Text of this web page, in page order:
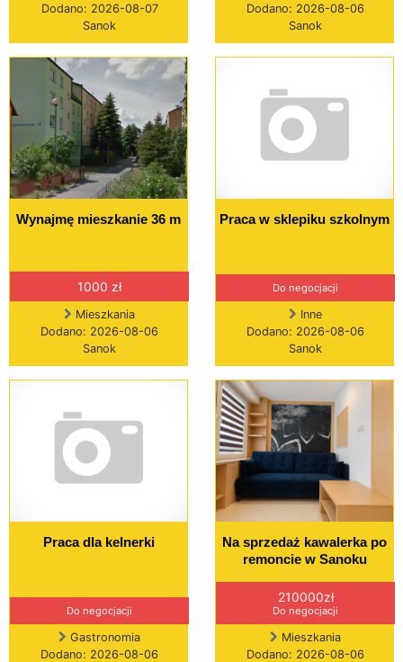
Dodano: 2026-08-07
Sanok
Dodano: 2026-08-06
Sanok
Wynajmę mieszkanie 36 m
1000 zł
Mieszkania
Dodano: 2026-08-06
Sanok
Praca w sklepiku szkolnym
Do negocjacji
Inne
Dodano: 2026-08-06
Sanok
Praca dla kelnerki
Do negocjacji
Gastronomia
Dodano: 2026-08-06
Na sprzedaż kawalerka po
remoncie w Sanoku
210000zł
Do negocjacji
Mieszkania
Dodano: 2026-08-06